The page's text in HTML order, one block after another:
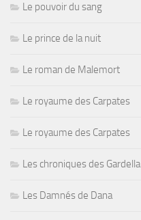
Le pouvoir du sang
Le prince de la nuit
Le roman de Malemort
Le royaume des Carpates
Le royaume des Carpates
Les chroniques des Gardella
Les Damnés de Dana